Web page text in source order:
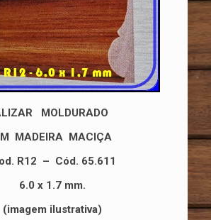
MOLDURADO
MADEIRA MACIÇA
R12 – Cód. 65.611
6.0 x 1.7 mm.
(imagem ilustrativa)